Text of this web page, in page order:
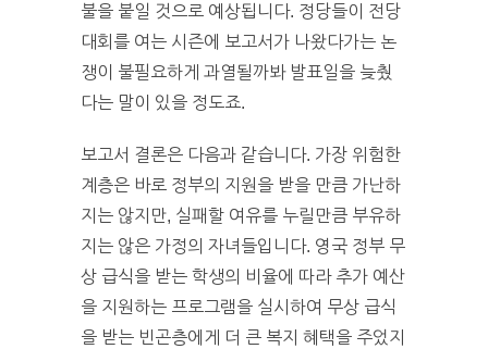
불을 붙일 것으로 예상됩니다. 정당들이 전당
대회를 여는 시즌에 보고서가 나왔다가는 논
쟁이 불필요하게 과열될까봐 발표일을 늦췄
다는 말이 있을 정도죠.
보고서 결론은 다음과 같습니다. 가장 위험한
계층은 바로 정부의 지원을 받을 만큼 가난하
지는 않지만, 실패할 여유를 누릴만큼 부유하
지는 않은 가정의 자녀들입니다. 영국 정부 무
상 급식을 받는 학생의 비율에 따라 추가 예산
을 지원하는 프로그램을 실시하여 무상 급식
을 받는 빈곤층에게 더 큰 복지 혜택을 주었지